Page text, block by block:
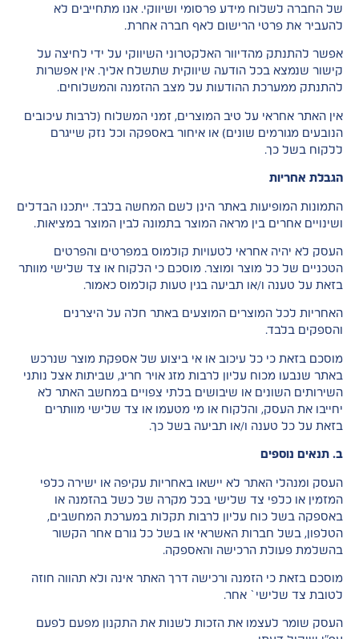
של החברה לשלוח מידע פרסומי ושיווקי. אנו מתחייבים לא
להעביר את פרטי הרישום לאף חברה אחרת.
אפשר להתנתק מהדיוור האלקטרוני השיווקי על ידי לחיצה על
קישור שנמצא בכל הודעה שיווקית שתשלח אליך. אין אפשרות
להתנתק ממערכת ההודעות על מצב ההזמנה והמשלוחים.
אין האתר אחראי על טיב המוצרים, זמני המשלוח (לרבות עיכובים
הנובעים מגורמים שונים) או איחור באספקה וכל נזק שייגרם
ללקוח בשל כך.
הגבלת אחריות
התמונות המופיעות באתר הינן לשם המחשה בלבד. ייתכנו הבדלים
ושינויים אחרים בין מראה המוצר בתמונה לבין המוצר במציאות.
העסק לא יהיה אחראי לטעויות קולמוס במפרטים והפרטים
הטכניים של כל מוצר ומוצר. מוסכם כי הלקוח או צד שלישי מוותר
בזאת על טענה ו/או תביעה בגין טעות קולמוס כאמור.
האחריות לכל המוצרים המוצעים באתר חלה על היצרנים
והספקים בלבד.
מוסכם בזאת כי כל עיכוב או אי ביצוע של אספקת מוצר שנרכש
באתר שנבעו מכוח עליון לרבות מזג אויר חריג, שביתות אצל נותני
השירותים השונים או שיבושים בלתי צפויים במחשב האתר לא
יחייבו את העסק, והלקוח או מי מטעמו או צד שלישי מוותרים
בזאת על כל טענה ו/או תביעה בשל כך.
ב. תנאים נוספים
העסק ומנהלי האתר לא יישאו באחריות עקיפה או ישירה כלפי
המזמין או כלפי צד שלישי בכל מקרה של כשל בהזמנה או
באספקה בשל כוח עליון לרבות תקלות במערכת המחשבים,
הטלפון, בשל חברות האשראי או בשל כל גורם אחר הקשור
בהשלמת פעולת הרכישה והאספקה.
מוסכם בזאת כי הזמנה ורכישה דרך האתר אינה ולא תהווה חוזה
לטובת צד שלישי` אחר.
העסק שומר לעצמו את הזכות לשנות את התקנון מפעם לפעם